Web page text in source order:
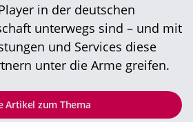
in der deutschen
unterwegs sind – und mit
und Services diese
unter die Arme greifen.
Artikel zum Thema